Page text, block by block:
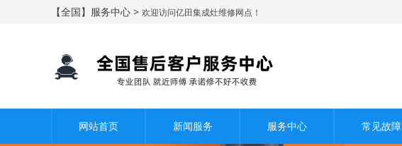
【全国】服务中心 > 欢迎访问亿田集成灶维修网点！
网站首页 新闻服务 服务中心 常见故障